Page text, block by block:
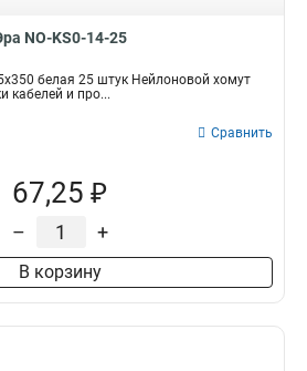
NO-KS0-14-25
белая 25 штук Нейлоновой хомут
кабелей и про...
Сравнить
67,25 ₽
– +
В корзину